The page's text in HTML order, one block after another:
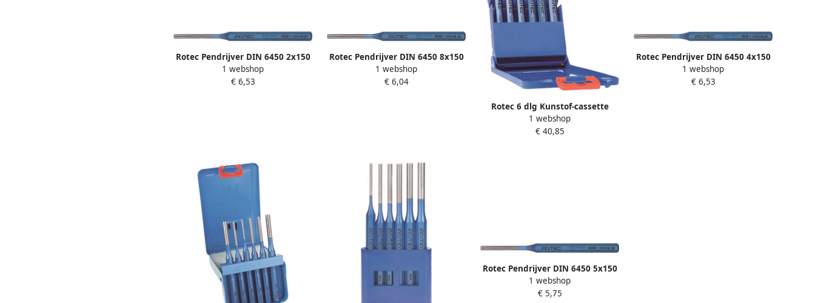
Rotec Pendrijver DIN 6450 2x150
mm 2191001
1 webshop
€ 6,53
Rotec Pendrijver DIN 6450 8x150
mm 2191013
1 webshop
€ 6,04
Rotec 6 dlg Kunstof-cassette
pendrijvers 2191094 219.1094
1 webshop
€ 40,85
Rotec Pendrijver DIN 6450 4x150
mm 2191005
1 webshop
€ 6,53
Rotec Pendrijver DIN 6450 5x150
mm 2191007 219.1007
1 webshop
€ 5,75